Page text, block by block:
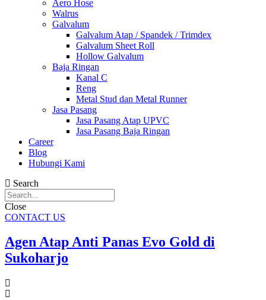
Aero Hose
Walrus
Galvalum
Galvalum Atap / Spandek / Trimdex
Galvalum Sheet Roll
Hollow Galvalum
Baja Ringan
Kanal C
Reng
Metal Stud dan Metal Runner
Jasa Pasang
Jasa Pasang Atap UPVC
Jasa Pasang Baja Ringan
Career
Blog
Hubungi Kami
Search
Close
CONTACT US
Agen Atap Anti Panas Evo Gold di
Sukoharjo